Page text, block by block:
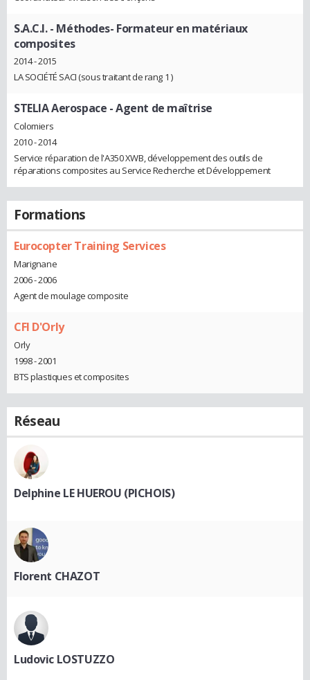
S.A.C.I.- Méthodes- Formateur en matériaux
composites
2014 - 2015
LA SOCIÉTÉ SACI (sous traitant de rang 1 )
STELIA Aerospace - Agent de maîtrise
Colomiers
2010 - 2014
Service réparation de l'A350 XWB, développement des outils de
réparations composites au Service Recherche et Développement
Formations
Eurocopter Training Services
Marignane
2006 - 2006
Agent de moulage composite
CFI D'Orly
Orly
1998 - 2001
BTS plastiques et composites
Réseau
Delphine LE HUEROU (PICHOIS)
Florent CHAZOT
Ludovic LOSTUZZO